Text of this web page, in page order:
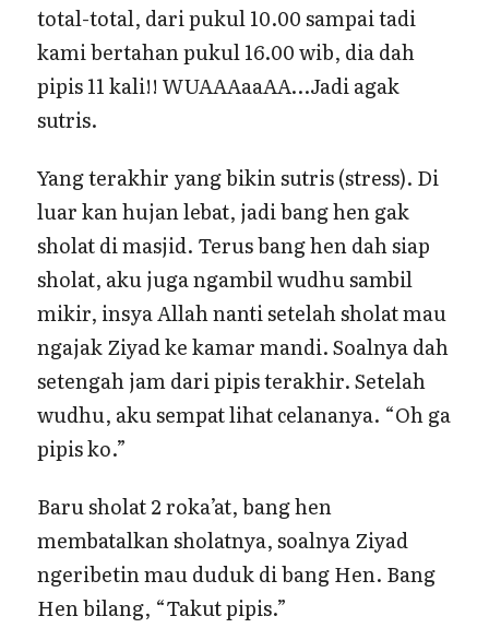
total-total, dari pukul 10.00 sampai tadi
kami bertahan pukul 16.00 wib, dia dah
pipis 11 kali!! WUAAAaaAA…Jadi agak
sutris.
Yang terakhir yang bikin sutris (stress). Di
luar kan hujan lebat, jadi bang hen gak
sholat di masjid. Terus bang hen dah siap
sholat, aku juga ngambil wudhu sambil
mikir, insya Allah nanti setelah sholat mau
ngajak Ziyad ke kamar mandi. Soalnya dah
setengah jam dari pipis terakhir. Setelah
wudhu, aku sempat lihat celananya. “Oh ga
pipis ko.”
Baru sholat 2 roka’at, bang hen
membatalkan sholatnya, soalnya Ziyad
ngeribetin mau duduk di bang Hen. Bang
Hen bilang, “Takut pipis.”